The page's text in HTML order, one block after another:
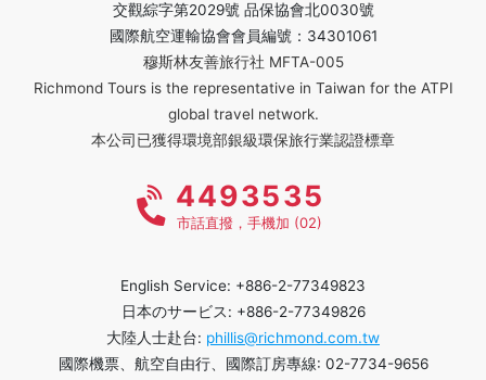
交觀綜字第2029號 品保協會北0030號
國際航空運輸協會會員編號：34301061
穆斯林友善旅行社 MFTA-005
Richmond Tours is the representative in Taiwan for the ATPI
global travel network.
本公司已獲得環境部銀級環保旅行業認證標章
4493535
市話直撥，手機加 (02)
English Service: +886-2-77349823
日本のサービス: +886-2-77349826
大陸人士赴台: phillis@richmond.com.tw
國際機票、航空自由行、國際訂房專線: 02-7734-9656